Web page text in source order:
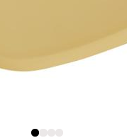
Erich